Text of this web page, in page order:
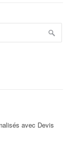
avec Devis